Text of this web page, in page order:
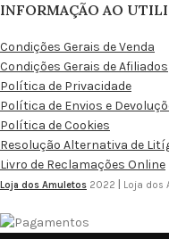
INFORMAÇÃO AO
Condições Gerais de Venda
Condições Gerais de Afiliados
Política de Privacidade
Política de Envios e
Política de Cookies
Resolução Alternativa de
Livro de Reclamações Online
Loja dos Amuletos 2022 Loja dos